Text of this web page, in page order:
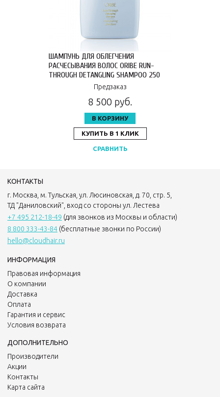
ШАМПУНЬ ДЛЯ ОБЛЕГЧЕНИЯ
РАСЧЕСЫВАНИЯ ВОЛОС ORIBE RUN-
THROUGH DETANGLING SHAMPOO 250
Предзаказ
8 500 руб.
В КОРЗИНУ
КУПИТЬ В 1 КЛИК
СРАВНИТЬ
КОНТАКТЫ
г. Москва, м. Тульская, ул. Люсиновская, д. 70, стр. 5,
ТД "Даниловский", вход со стороны ул. Лестева
+7 495 212-18-49 (для звонков из Москвы и области)
8 800 333-43-84 (бесплатные звонки по России)
hello@cloudhair.ru
ИНФОРМАЦИЯ
Правовая информация
О компании
Доставка
Оплата
Гарантия и сервис
Условия возврата
ДОПОЛНИТЕЛЬНО
Производители
Акции
Контакты
Карта сайта